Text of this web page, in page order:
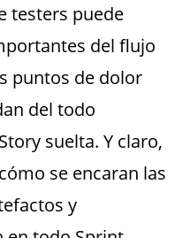
testers puede
del flujo
puntos de dolor
del todo
suelta. Y claro,
se encaran las
y